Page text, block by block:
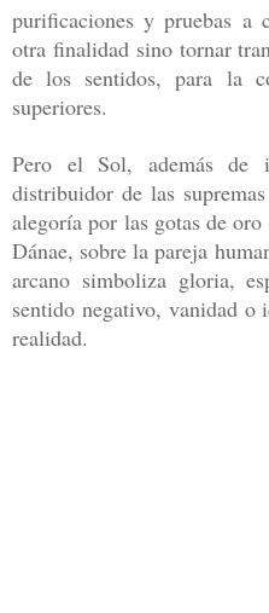
purificaciones y pruebas a
otra finalidad sino tornar
de los sentidos, para la
superiores.
Pero el Sol, además de
distribuidor de las
alegoría por las gotas de
Dánae, sobre la pareja
arcano simboliza gloria,
sentido negativo, vanidad o
realidad.